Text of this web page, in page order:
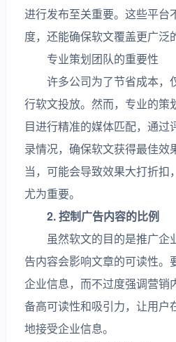
进行发布至关重要。这些平台
度，还能确保软文覆盖更广泛
专业策划团队的重要性
许多公司为了节省成本，
行软文投放。然而，专业的策
目进行精准的媒体匹配，通过
录情况，确保软文获得最佳效
当，可能会导致效果大打折扣
尤为重要。
2. 控制广告内容的比例
虽然软文的目的是推广企
告内容会影响文章的可读性。
企业信息，而不过度强调营销
备高可读性和吸引力，让用户
地接受企业信息。